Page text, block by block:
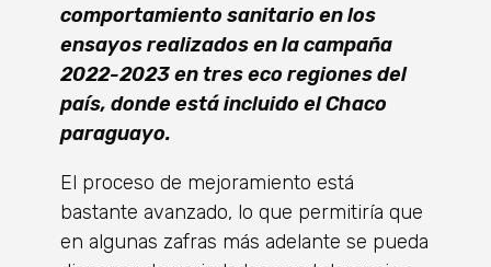
comportamiento sanitario en los
ensayos realizados en la campaña
2022-2023 en tres eco regiones del
país, donde está incluido el Chaco
paraguayo.
El proceso de mejoramiento está
bastante avanzado, lo que permitiría que
en algunas zafras más adelante se pueda